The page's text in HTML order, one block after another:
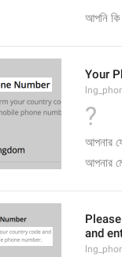
আপনি কি
Your
?
আপনার
আপনার
and